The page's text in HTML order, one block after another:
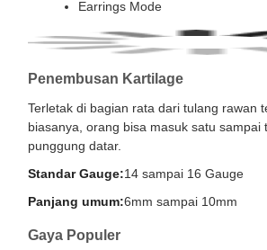
Earrings Mode
Penembusan Kartilage
Terletak di bagian rata dari tulang rawan
biasanya, orang bisa masuk satu sampai
punggung datar.
Standar Gauge:14 sampai 16 Gauge
Panjang umum:6mm sampai 10mm
Gaya Populer